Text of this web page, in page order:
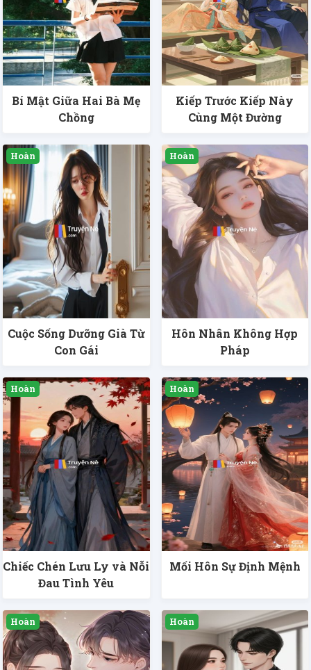
Bí Mật Giữa Hai Bà Mẹ
Chồng
Kiếp Trước Kiếp Này
Cùng Một Đường
Cuộc Sống Dưỡng Già Từ
Con Gái
Hôn Nhân Không Hợp
Pháp
Chiếc Chén Lưu Ly và Nỗi
Đau Tình Yêu
Mối Hôn Sự Định Mệnh